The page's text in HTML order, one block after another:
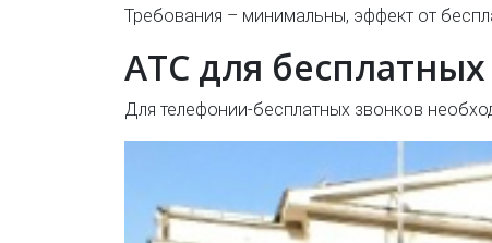
Требования – минимальны, эффект от
АТС для
Для телефонии-бесплатных звонков